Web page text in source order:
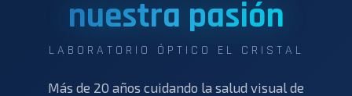
nuestra pasión
LABORATORIO ÓPTICO EL CRISTAL
Más de 20 años cuidando la salud visual de